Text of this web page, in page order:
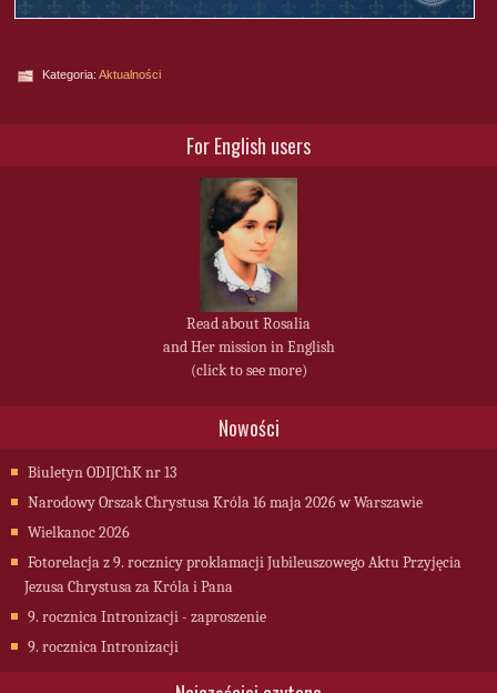
Kategoria: Aktualności
For English users
Read about Rosalia
and Her mission in English
(click to see more)
Nowości
Biuletyn ODIJChK nr 13
Narodowy Orszak Chrystusa Króla 16 maja 2026 w Warszawie
Wielkanoc 2026
Fotorelacja z 9. rocznicy proklamacji Jubileuszowego Aktu Przyjęcia
Jezusa Chrystusa za Króla i Pana
9. rocznica Intronizacji - zaproszenie
9. rocznica Intronizacji